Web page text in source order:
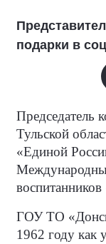
подарки в
Председатель
Тульской
«Единой
ГОУ ТО
1962 году как